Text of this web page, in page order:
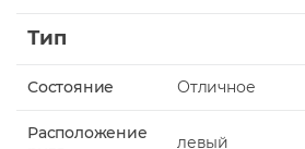
Тип
Состояние Отличное
Расположение
левый